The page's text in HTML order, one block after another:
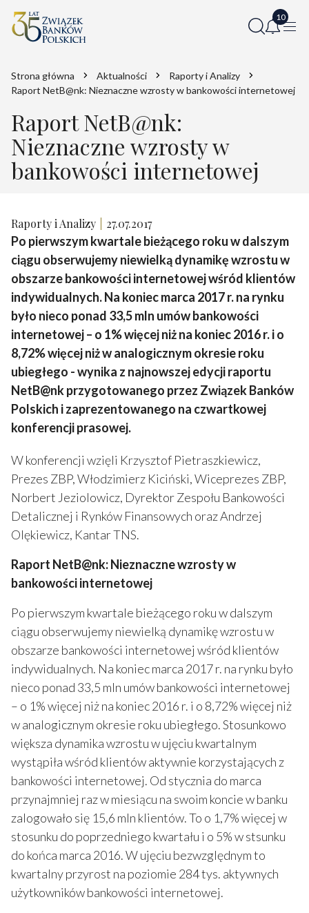
Strona główna Aktualności
Raporty i Analizy
Raport NetB@nk: Nieznaczne wzrosty w bankowości internetowej
Raport NetB@nk:
Nieznaczne wzrosty w
bankowości internetowej
Raporty i Analizy 27.07.2017
Po pierwszym kwartale bieżącego roku w dalszym
ciągu obserwujemy niewielką dynamikę wzrostu w
obszarze bankowości internetowej wśród klientów
indywidualnych. Na koniec marca 2017 r. na rynku
było nieco ponad 33,5 mln umów bankowości
internetowej – o 1% więcej niż na koniec 2016 r. i o
8,72% więcej niż w analogicznym okresie roku
ubiegłego - wynika z najnowszej edycji raportu
NetB@nk przygotowanego przez Związek Banków
Polskich i zaprezentowanego na czwartkowej
konferencji prasowej.
W konferencji wzięli Krzysztof Pietraszkiewicz,
Prezes ZBP, Włodzimierz Kiciński, Wiceprezes ZBP,
Norbert Jeziolowicz, Dyrektor Zespołu Bankowości
Detalicznej i Rynków Finansowych oraz Andrzej
Olękiewicz, Kantar TNS.
Raport NetB@nk: Nieznaczne wzrosty w
bankowości internetowej
Po pierwszym kwartale bieżącego roku w dalszym
ciągu obserwujemy niewielką dynamikę wzrostu w
obszarze bankowości internetowej wśród klientów
indywidualnych. Na koniec marca 2017 r. na rynku było
nieco ponad 33,5 mln umów bankowości internetowej
– o 1% więcej niż na koniec 2016 r. i o 8,72% więcej niż
w analogicznym okresie roku ubiegłego. Stosunkowo
większa dynamika wzrostu w ujęciu kwartalnym
wystąpiła wśród klientów aktywnie korzystających z
bankowości internetowej. Od stycznia do marca
przynajmniej raz w miesiącu na swoim koncie w banku
zalogowało się 15,6 mln klientów. To o 1,7% więcej w
stosunku do poprzedniego kwartału i o 5% w stsunku
do końca marca 2016. W ujęciu bezwzględnym to
kwartalny przyrost na poziomie 284 tys. aktywnych
użytkowników bankowości internetowej.